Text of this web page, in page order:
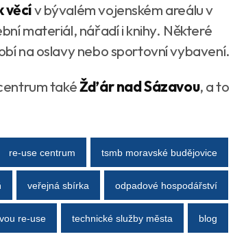
věcív bývalém vojenském areálu v
materiál, nářadí i knihy. Některé
na oslavy nebo sportovní vybavení.
takéŽďár nad Sázavou, a to
re-use centrum tsmb moravské budějovice
veřejná sbírka odpadové hospodářství
re-use technické služby města blog